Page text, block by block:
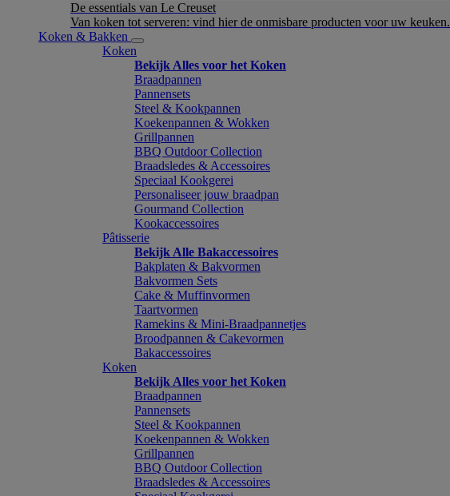
De essentials van Le Creuset
Van koken tot serveren: vind hier de onmisbare producten voor uw keuken.
Koken & Bakken
Koken
Bekijk Alles voor het Koken
Braadpannen
Pannensets
Steel & Kookpannen
Koekenpannen & Wokken
Grillpannen
BBQ Outdoor Collection
Braadsledes & Accessoires
Speciaal Kookgerei
Personaliseer jouw braadpan
Gourmand Collection
Kookaccessoires
Pâtisserie
Bekijk Alle Bakaccessoires
Bakplaten & Bakvormen
Bakvormen Sets
Cake & Muffinvormen
Taartvormen
Ramekins & Mini-Braadpannetjes
Broodpannen & Cakevormen
Bakaccessoires
Koken
Bekijk Alles voor het Koken
Braadpannen
Pannensets
Steel & Kookpannen
Koekenpannen & Wokken
Grillpannen
BBQ Outdoor Collection
Braadsledes & Accessoires